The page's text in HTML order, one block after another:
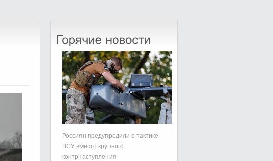
Россиян предупредили о тактике
ВСУ вместо крупного
контрнаступления